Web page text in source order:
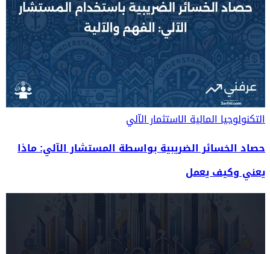
التكنولوجيا الماليةالاستثمار الآلي
حصاد الخسائر الضريبية بواسطة المستشار الآلي: ماذا
يعني وكيف يعمل